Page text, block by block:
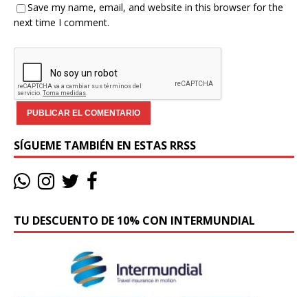
Save my name, email, and website in this browser for the
next time I comment.
SÍGUEME TAMBIÉN EN ESTAS RRSS
TU DESCUENTO DE 10% CON INTERMUNDIAL